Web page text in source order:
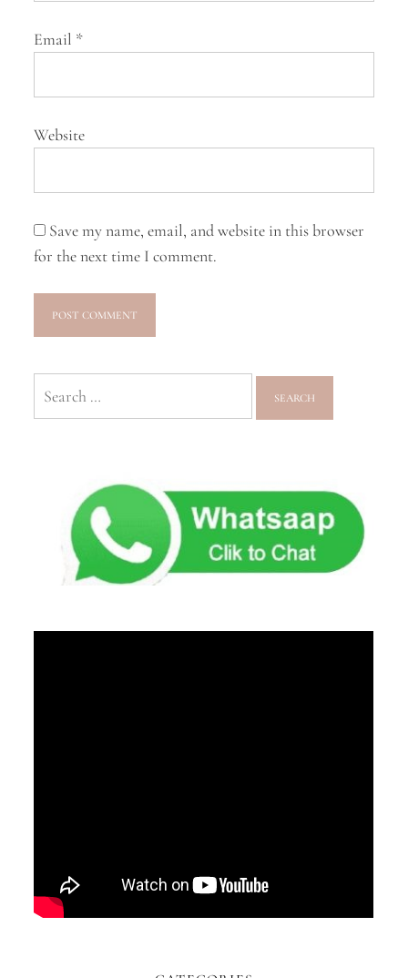
Email *
Website
Save my name, email, and website in this browser
for the next time I comment.